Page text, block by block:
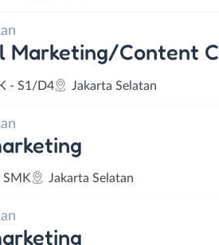
Marketing/Content
- S1/D4 Jakarta Selatan
SMK Jakarta Selatan